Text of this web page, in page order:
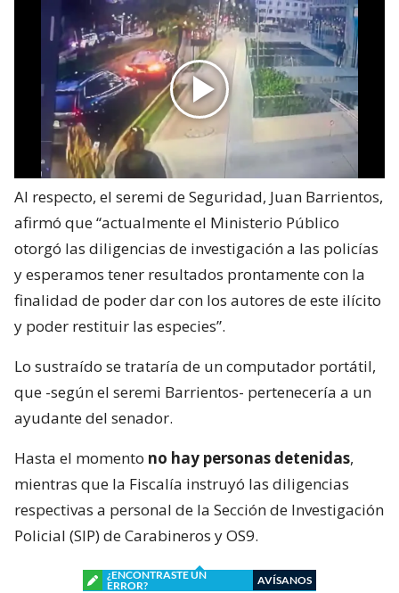
Al respecto, el seremi de Seguridad, Juan Barrientos,
afirmó que “actualmente el Ministerio Público
otorgó las diligencias de investigación a las policías
y esperamos tener resultados prontamente con la
finalidad de poder dar con los autores de este ilícito
y poder restituir las especies”.
Lo sustraído se trataría de un computador portátil,
que -según el seremi Barrientos- pertenecería a un
ayudante del senador.
Hasta el momento no hay personas detenidas,
mientras que la Fiscalía instruyó las diligencias
respectivas a personal de la Sección de Investigación
Policial (SIP) de Carabineros y OS9.
¿ENCONTRASTE UN
ERROR?
AVÍSANOS